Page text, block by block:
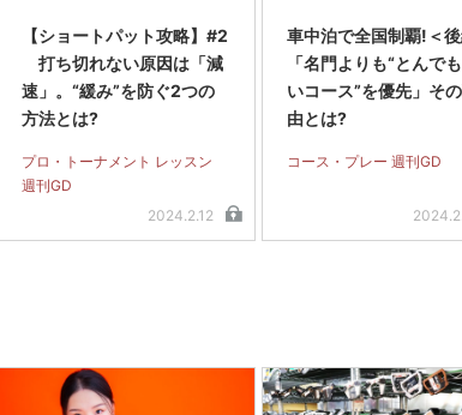
【ショートパット攻略】#2
打ち切れない原因は「減
速」。“緩み”を防ぐ2つの
方法とは?
プロ・トーナメント レッスン
週刊GD
2024.2.12
車中泊で全国制覇!＜後
「名門よりも“とんで
いコース”を優先」そ
由とは?
コース・プレー 週刊GD